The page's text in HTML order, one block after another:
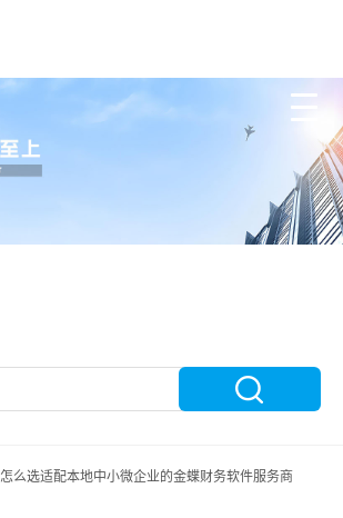
怎么选适配本地中小微企业的金蝶财务软件服务商